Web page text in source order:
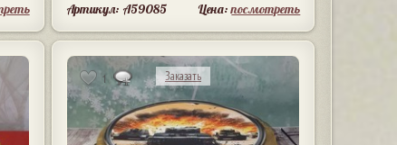
Артикул: A59085 Цена:посмотреть
1 Заказать